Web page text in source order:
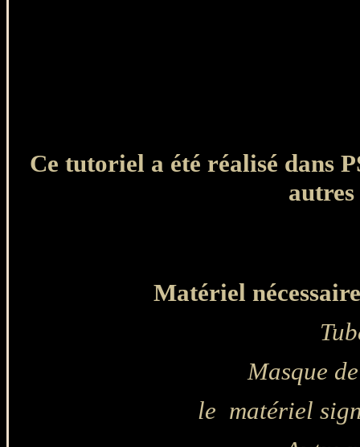
Ce tutoriel a été réalisé dans
Matériel
Masque
le matériel